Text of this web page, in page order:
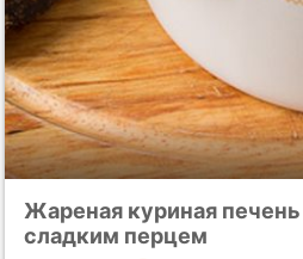
Жареная куриная
сладким перцем